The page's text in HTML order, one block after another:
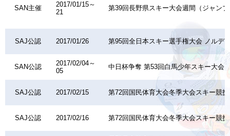
SAN主催
2017/01/15～
21
第39回長野県スキー大会週間（ジャン
SAJ公認 2017/01/26 第95回全日本スキー選手権大会 ノルデ
SAN公認
2017/02/04～
05
中日杯争奪 第53回白馬少年スキー大会
SAJ公認 2017/02/15 第72回国民体育大会冬季大会スキー競
SAJ公認 2017/02/16 第72回国民体育大会冬季大会スキー競